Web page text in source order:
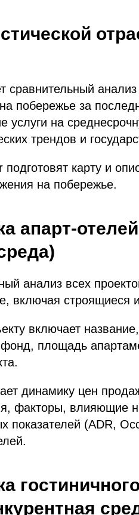
сравнительный
побережье за
услуги на
трендов и
карту и
на побережье.
апарт-
анализ всех
включая строящиеся
включает
площадь
динамику цен
факторы, влияющие
показателей (ADR,